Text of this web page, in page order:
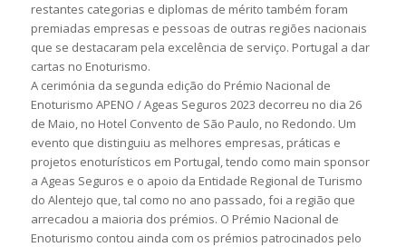
restantes categorias e diplomas de mérito também foram
premiadas empresas e pessoas de outras regiões nacionais
que se destacaram pela excelência de serviço. Portugal a dar
cartas no Enoturismo.
A cerimónia da segunda edição do Prémio Nacional de
Enoturismo APENO / Ageas Seguros 2023 decorreu no dia 26
de Maio, no Hotel Convento de São Paulo, no Redondo. Um
evento que distinguiu as melhores empresas, práticas e
projetos enoturísticos em Portugal, tendo como main sponsor
a Ageas Seguros e o apoio da Entidade Regional de Turismo
do Alentejo que, tal como no ano passado, foi a região que
arrecadou a maioria dos prémios. O Prémio Nacional de
Enoturismo contou ainda com os prémios patrocinados pelo